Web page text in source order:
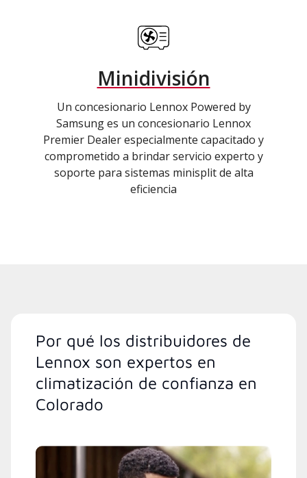
Minidivisión
Un concesionario Lennox Powered by
Samsung es un concesionario Lennox
Premier Dealer especialmente capacitado y
comprometido a brindar servicio experto y
soporte para sistemas minisplit de alta
eficiencia
Por qué los distribuidores de
Lennox son expertos en
climatización de confianza en
Colorado